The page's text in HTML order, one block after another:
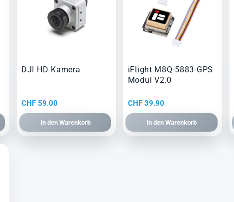
DJI HD Kamera
CHF 59.00
In den Warenkorb
iFlight M8Q-5883-GPS
Modul V2.0
CHF39.90
In den Warenkorb